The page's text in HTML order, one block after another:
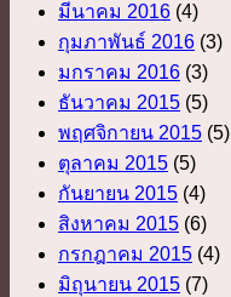
มีนาคม 2016 (4)
กุมภาพันธ์ 2016 (3)
มกราคม 2016 (3)
ธันวาคม 2015 (5)
พฤศจิกายน 2015 (5)
ตุลาคม 2015 (5)
กันยายน 2015 (4)
สิงหาคม 2015 (6)
กรกฎาคม 2015 (4)
มิถุนายน 2015 (7)